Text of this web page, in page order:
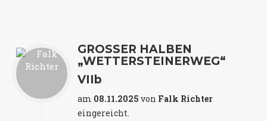
GROSSER HALBEN „
WETTERSTEINERWEG“
VIIb
am 08.11.2025 von Falk Richter
eingereicht.